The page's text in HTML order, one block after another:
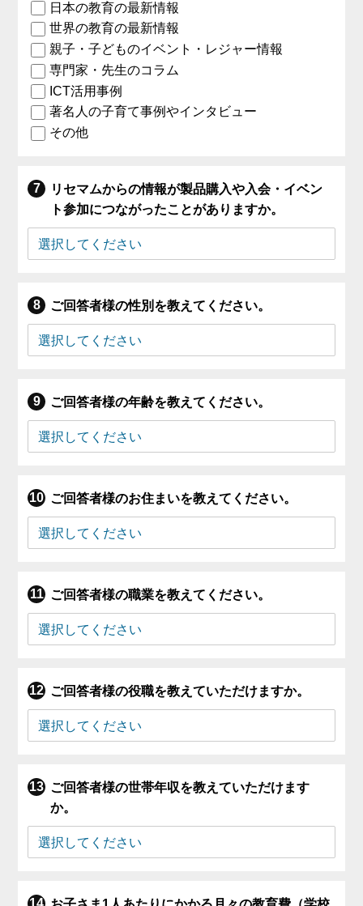
日本の教育の最新情報
世界の教育の最新情報
親子・子どものイベント・レジャー情報
専門家・先生のコラム
ICT活用事例
著名人の子育て事例やインタビュー
その他
リセマムからの情報が製品購入や入会・イベン
ト参加につながったことがありますか。
ご回答者様の性別を教えてください。
ご回答者様の年齢を教えてください。
ご回答者様のお住まいを教えてください。
ご回答者様の職業を教えてください。
ご回答者様の役職を教えていただけますか。
ご回答者様の世帯年収を教えていただけます
か。